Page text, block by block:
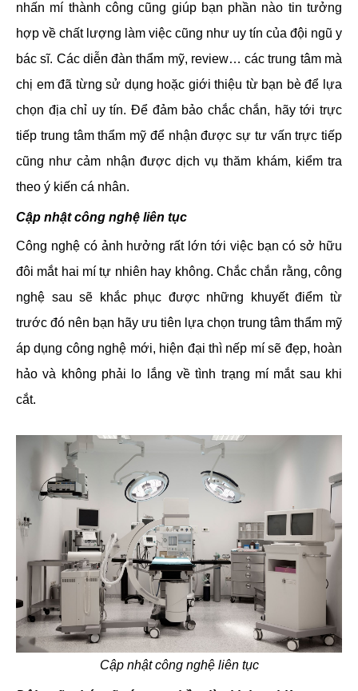
nhấn mí thành công cũng giúp bạn phần nào tin tưởng
hợp về chất lượng làm việc cũng như uy tín của đội ngũ y
bác sĩ. Các diễn đàn thẩm mỹ, review… các trung tâm mà
chị em đã từng sử dụng hoặc giới thiệu từ bạn bè để lựa
chọn địa chỉ uy tín. Để đảm bảo chắc chắn, hãy tới trực
tiếp trung tâm thẩm mỹ để nhận được sự tư vấn trực tiếp
cũng như cảm nhận được dịch vụ thăm khám, kiểm tra
theo ý kiến cá nhân.
Cập nhật công nghệ liên tục
Công nghệ có ảnh hưởng rất lớn tới việc bạn có sở hữu
đôi mắt hai mí tự nhiên hay không. Chắc chắn rằng, công
nghệ sau sẽ khắc phục được những khuyết điểm từ
trước đó nên bạn hãy ưu tiên lựa chọn trung tâm thẩm mỹ
áp dụng công nghệ mới, hiện đại thì nếp mí sẽ đẹp, hoàn
hảo và không phải lo lắng về tình trạng mí mắt sau khi
cắt.
Cập nhật công nghệ liên tục